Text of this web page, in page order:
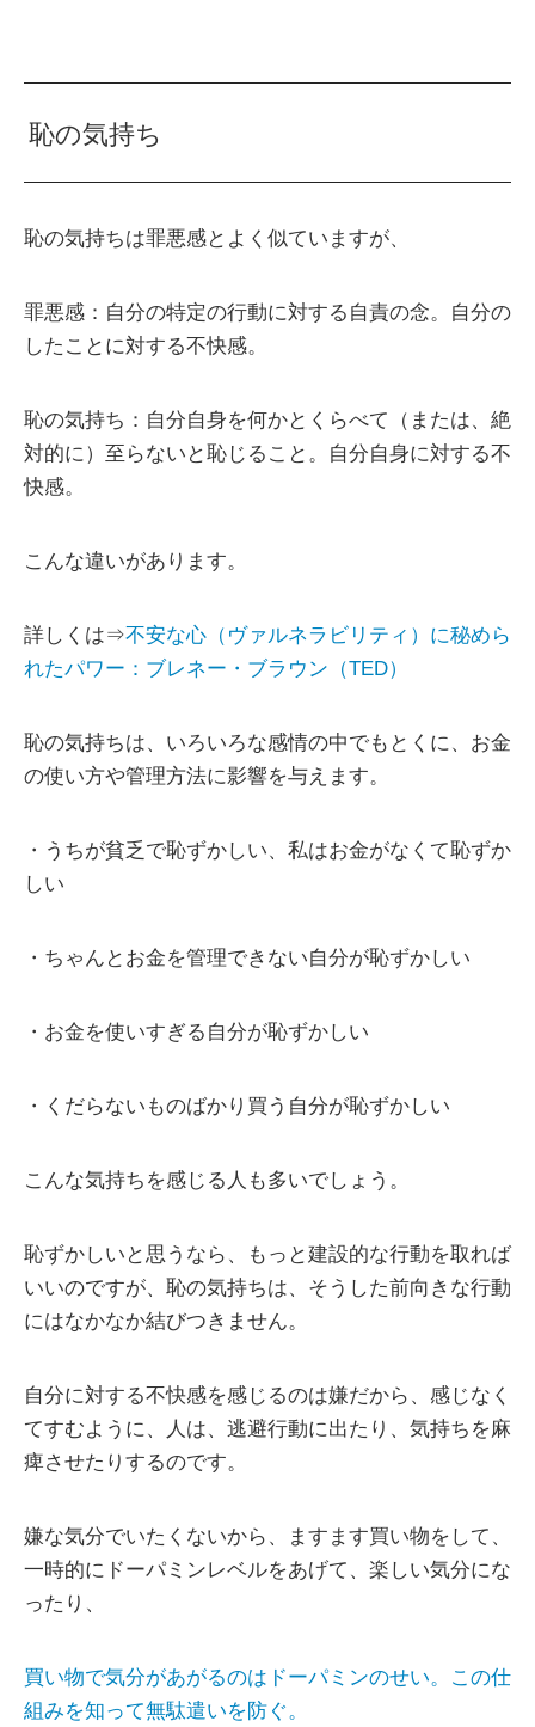
恥の気持ち
恥の気持ちは罪悪感とよく似ていますが、
罪悪感：自分の特定の行動に対する自責の念。自分の
したことに対する不快感。
恥の気持ち：自分自身を何かとくらべて（または、絶
対的に）至らないと恥じること。自分自身に対する不
快感。
こんな違いがあります。
詳しくは⇒不安な心（ヴァルネラビリティ）に秘めら
れたパワー：ブレネー・ブラウン（TED）
恥の気持ちは、いろいろな感情の中でもとくに、お金
の使い方や管理方法に影響を与えます。
・うちが貧乏で恥ずかしい、私はお金がなくて恥ずか
しい
・ちゃんとお金を管理できない自分が恥ずかしい
・お金を使いすぎる自分が恥ずかしい
・くだらないものばかり買う自分が恥ずかしい
こんな気持ちを感じる人も多いでしょう。
恥ずかしいと思うなら、もっと建設的な行動を取れば
いいのですが、恥の気持ちは、そうした前向きな行動
にはなかなか結びつきません。
自分に対する不快感を感じるのは嫌だから、感じなく
てすむように、人は、逃避行動に出たり、気持ちを麻
痺させたりするのです。
嫌な気分でいたくないから、ますます買い物をして、
一時的にドーパミンレベルをあげて、楽しい気分にな
ったり、
買い物で気分があがるのはドーパミンのせい。この仕
組みを知って無駄遣いを防ぐ。